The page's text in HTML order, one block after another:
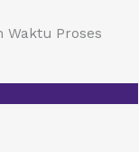
Waktu Proses